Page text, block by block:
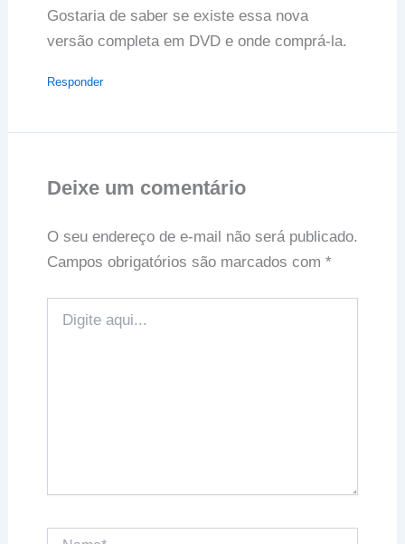
Gostaria de saber se existe essa nova
versão completa em DVD e onde comprá-la.
Responder
Deixe um comentário
O seu endereço de e-mail não será publicado.
Campos obrigatórios são marcados com *
aqui...